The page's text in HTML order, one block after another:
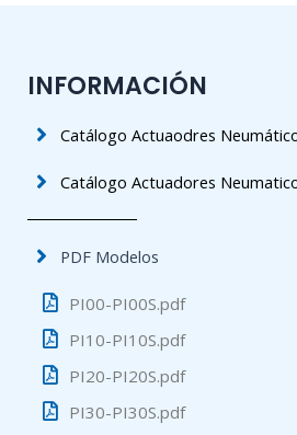
INFORMACIÓN
Catálogo Actuaodres
Catálogo Actuadores
PDF Modelos
PI00-PI00S.pdf
PI10-PI10S.pdf
PI20-PI20S.pdf
PI30-PI30S.pdf